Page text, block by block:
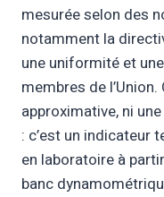
mesurée selon des
notamment la
une uniformité et
membres de
approximative, ni
: c’est un indicateur
en laboratoire à
banc